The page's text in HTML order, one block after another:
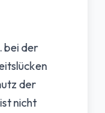
bei der
der
nicht